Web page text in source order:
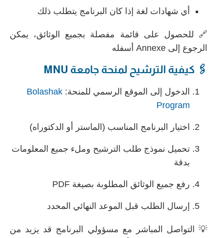
أي شهادات لغة إذا كان البرنامج يتطلب ذلك
🔗 للحصول على قائمة مفصلة بجميع الوثائق، يمكن
الرجوع إلى Annexe أسفله
🖇️ كيفية الترشيح لمنحة جامعة MNU
الدخول إلى الموقع الرسمي للمنحة: Bolashak
Program
اختيار البرنامج المناسب (الماستر أو الدكتوراه)
تحميل نموذج طلب الترشيح وملء جميع المعلومات
بدقة
رفع جميع الوثائق المطلوبة بصيغة PDF
إرسال الطلب قبل الموعد النهائي المحدد
💡 التواصل المباشر مع مسؤولي البرنامج قد يزيد من